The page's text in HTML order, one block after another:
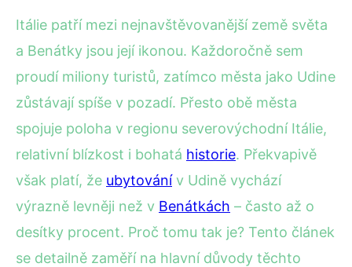
Itálie patří mezi nejnavštěvovanější země světa
a Benátky jsou její ikonou. Každoročně sem
proudí miliony turistů, zatímco města jako Udine
zůstávají spíše v pozadí. Přesto obě města
spojuje poloha v regionu severovýchodní Itálie,
relativní blízkost i bohatá historie. Překvapivě
však platí, že ubytovánív Udině vychází
výrazně levněji než v Benátkách – často až o
desítky procent. Proč tomu tak je? Tento článek
se detailně zaměří na hlavní důvody těchto